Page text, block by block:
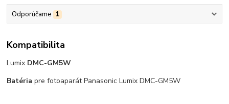
Odporúčame 1
Kompatibilita
Lumix DMC-GM5W
Batéria pre fotoaparát Panasonic Lumix DMC-GM5W